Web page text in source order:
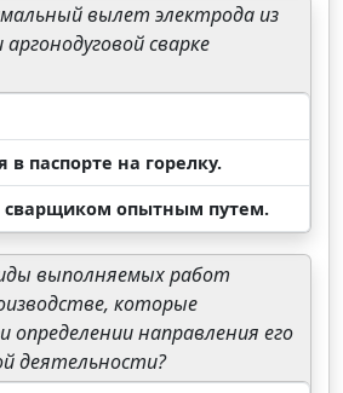
вылет электрода из
сварке
в паспорте на горелку.
сварщиком опытным путем.
выполняемых работ
которые
направления его
деятельности?